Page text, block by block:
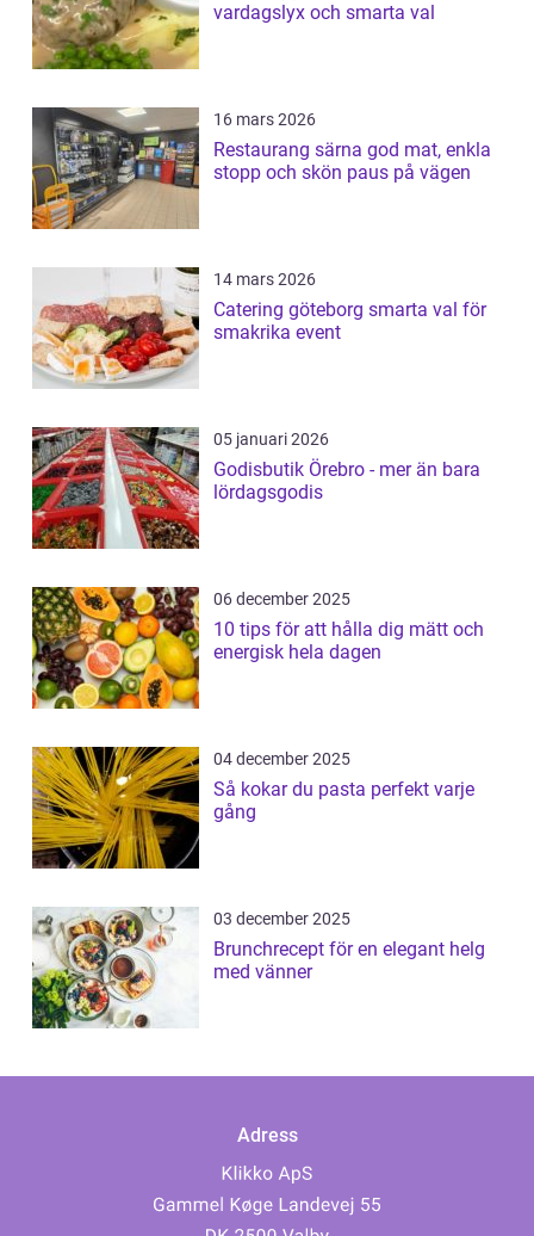
vardagslyx och smarta val
16 mars 2026
Restaurang särna god mat, enkla
stopp och skön paus på vägen
14 mars 2026
Catering göteborg smarta val för
smakrika event
05 januari 2026
Godisbutik Örebro - mer än bara
lördagsgodis
06 december 2025
10 tips för att hålla dig mätt och
energisk hela dagen
04 december 2025
Så kokar du pasta perfekt varje
gång
03 december 2025
Brunchrecept för en elegant helg
med vänner
Adress